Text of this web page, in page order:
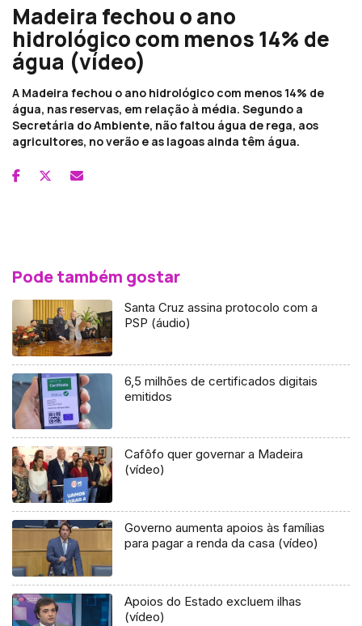
Madeira fechou o ano
hidrológico com menos 14% de
água (vídeo)
A Madeira fechou o ano hidrológico com menos 14% de
água, nas reservas, em relação à média. Segundo a
Secretária do Ambiente, não faltou água de rega, aos
agricultores, no verão e as lagoas ainda têm água.
Pode também gostar
Santa Cruz assina protocolo com a
PSP (áudio)
6,5 milhões de certificados digitais
emitidos
Cafôfo quer governar a Madeira
(vídeo)
Governo aumenta apoios às famílias
para pagar a renda da casa (vídeo)
Apoios do Estado excluem ilhas
(vídeo)